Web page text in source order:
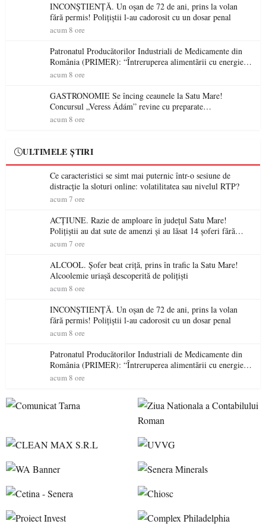
INCONȘTIENȚĂ. Un oșan de 72 de ani, prins la volan
fără permis! Polițiștii l-au cadorosit cu un dosar penal
acum 8 ore
Patronatul Producătorilor Industriali de Medicamente din
România (PRIMER): “Întreruperea alimentării cu energie
electrică a fabricilor de medicamente va pune în pericol
acum 8 ore
GASTRONOMIE Se încing ceaunele la Satu Mare!
Concursul „Veress Ádám” revine cu preparate
spectaculoase, premii și un jurat de renume
acum 8 ore
ULTIMELE ȘTIRI
Ce caracteristici se simt mai puternic într-o sesiune de
distracție la sloturi online: volatilitatea sau nivelul RTP?
acum 7 ore
ACȚIUNE. Razie de amploare în județul Satu Mare!
Polițiștii au dat sute de amenzi și au lăsat 14 șoferi fără
permis într-o singură zi
acum 7 ore
ALCOOL. Șofer beat criță, prins în trafic la Satu Mare!
Alcoolemie uriașă descoperită de polițiști
acum 8 ore
INCONȘTIENȚĂ. Un oșan de 72 de ani, prins la volan
fără permis! Polițiștii l-au cadorosit cu un dosar penal
acum 8 ore
Patronatul Producătorilor Industriali de Medicamente din
România (PRIMER): “Întreruperea alimentării cu energie
electrică a fabricilor de medicamente va pune în pericol
acum 8 ore